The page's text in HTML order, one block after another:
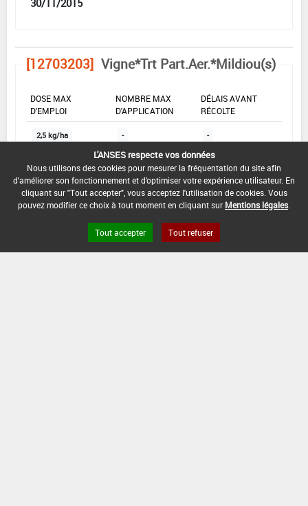
30/11/2015
[12703203] Vigne*Trt Part.Aer.*Mildiou(s)
DOSE MAX
D'EMPLOI
NOMBRE MAX
D'APPLICATION
DÉLAIS AVANT
RÉCOLTE
2,5 kg/ha - -
INTERVALLE MINIMUM ENTRE APPLICATIONS :
-
L'ANSES respecte vos données
Nous utilisons des cookies pour mesurer la fréquentation du site afin
d'améliorer son fonctionnement et d'optimiser votre expérience utilisateur. En
cliquant sur "Tout accepter", vous acceptez l'utilisation de cookies. Vous
pouvez modifier ce choix à tout moment en cliquant sur Mentions légales
Tout accepter Tout refuser